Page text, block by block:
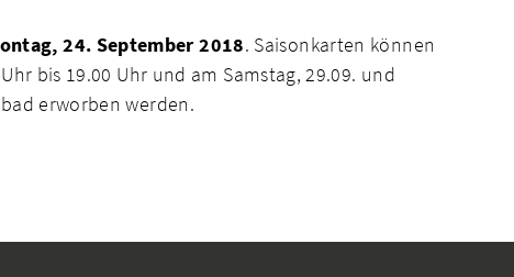
24. September 2018. Saisonkarten können
bis 19.00 Uhr und am Samstag, 29.09. und
erworben werden.